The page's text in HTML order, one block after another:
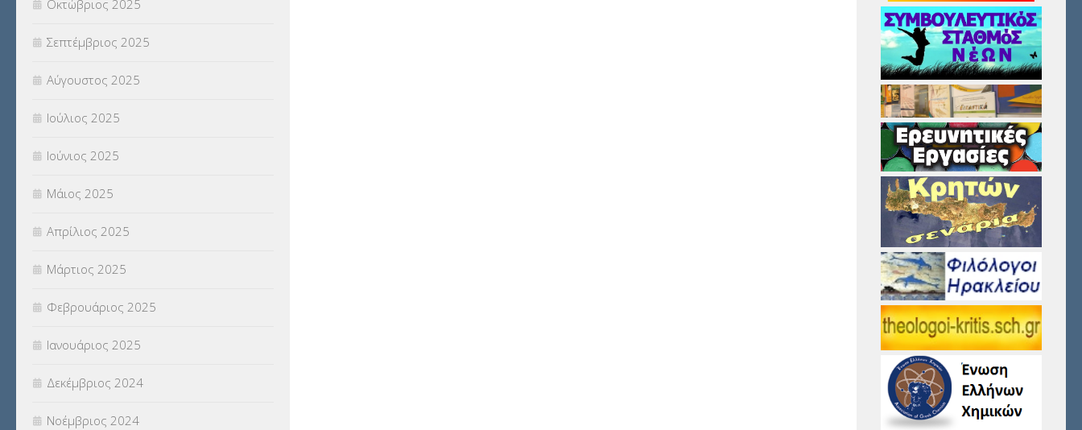
ΥΠΟΤΡΟΦΙΕΣ(28)
ΦΥΣΙΚΗ ΑΓΩΓΗ(692)
Χωρίς κατηγορία
Οκτώβριος 2025
Σεπτέμβριος 2025
Αύγουστος 2025
Ιούλιος 2025
Ιούνιος 2025
Μάιος 2025
Απρίλιος 2025
Μάρτιος 2025
Φεβρουάριος 2025
Ιανουάριος 2025
Δεκέμβριος 2024
Νοέμβριος 2024